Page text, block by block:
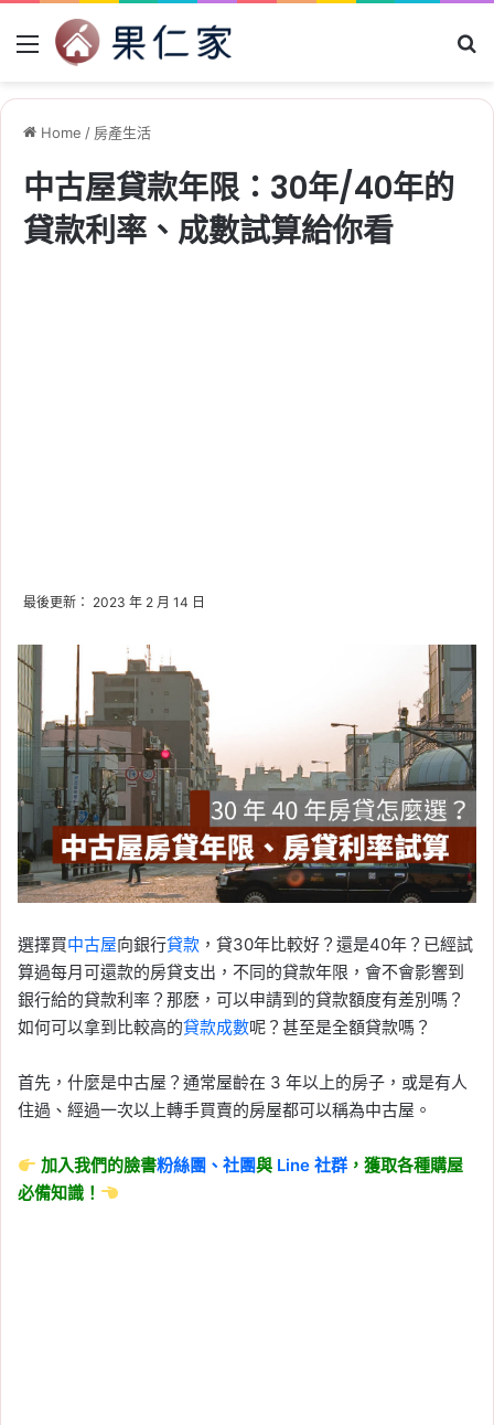
Menu
Home / 房產生活
中古屋貸款年限：30年/40年的
貸款利率、成數試算給你看
最後更新： 2023 年 2 月 14 日
選擇買中古屋向銀行貸款 ，貸30年比較好？還是40年？已經試
算過每月可還款的房貸支出，不同的貸款年限，會不會影響到
銀行給的貸款利率？那麽，可以申請到的貸款額度有差別嗎？
如何可以拿到比較高的貸款成數呢？甚至是全額貸款嗎？
首先，什麼是中古屋？通常屋齡在 3 年以上的房子，或是有人
住過、經過一次以上轉手買賣的房屋都可以稱為中古屋。
加入我們的臉書粉絲團、社團與 Line社群 ，獲取各種購屋
必備知識！